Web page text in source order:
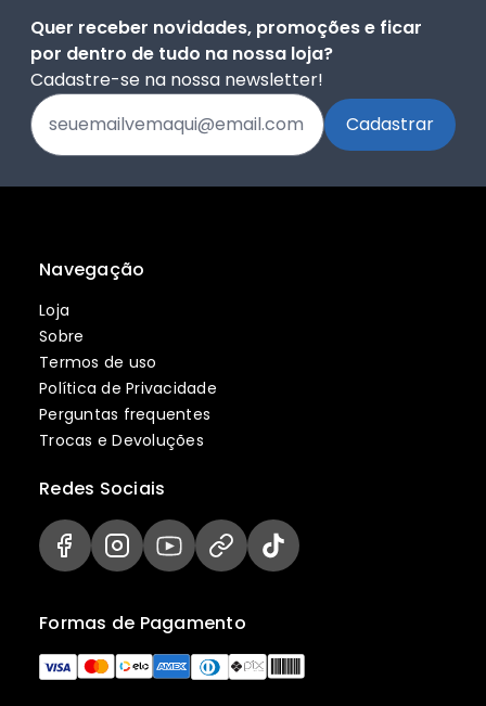
Quer receber novidades, promoções e ficar
por dentro de tudo na nossa loja?
Cadastre-se na nossa newsletter!
Navegação
Loja
Sobre
Termos de uso
Política de Privacidade
Perguntas frequentes
Trocas e Devoluções
Formas de Pagamento
Redes Sociais